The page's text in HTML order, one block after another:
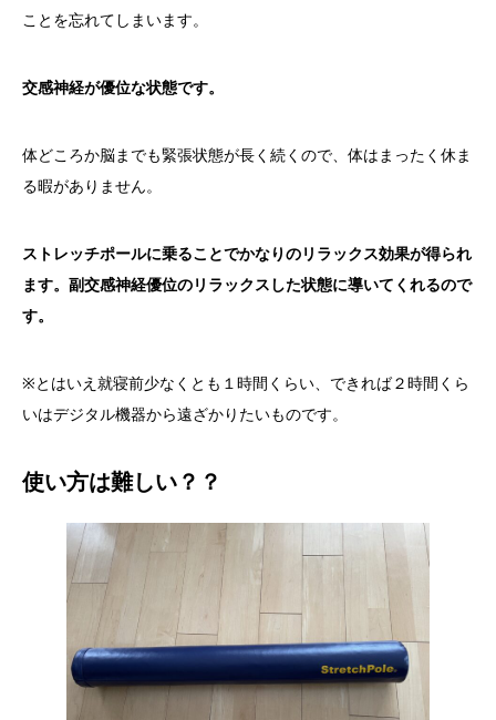
ことを忘れてしまいます。
交感神経が優位な状態です。
体どころか脳までも緊張状態が長く続くので、体はまったく休ま
る暇がありません。
ストレッチポールに乗ることでかなりのリラックス効果が得られ
ます。副交感神経優位のリラックスした状態に導いてくれるので
す。
※とはいえ就寝前少なくとも１時間くらい、できれば２時間くら
いはデジタル機器から遠ざかりたいものです。
使い方は難しい？？